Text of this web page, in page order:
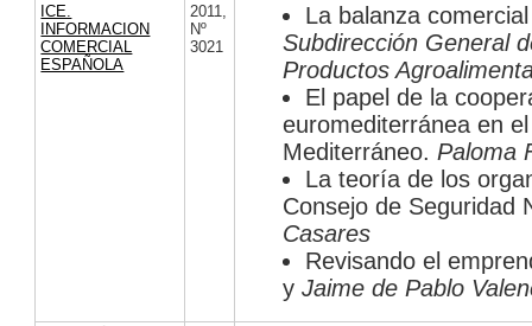
ICE.
INFORMACION
COMERCIAL
ESPAÑOLA
2011,
Nº
3021
La balanza
Subdirección General
Productos
El papel de la
euromediterránea en
Mediterráneo. Paloma
La teoría de los
Consejo de Seguridad
Casares
Revisando el
yJaime de Pablo